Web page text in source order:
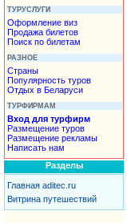
ТУРУСЛУГИ
Оформление виз
Продажа билетов
Поиск по билетам
РАЗНОЕ
Страны
Популярность туров
Отдых в Беларуси
ТУРФИРМАМ
Вход для турфирм
Размещение туров
Размещение рекламы
Написать нам
Разделы
Главная aditec.ru
Витрина путешествий